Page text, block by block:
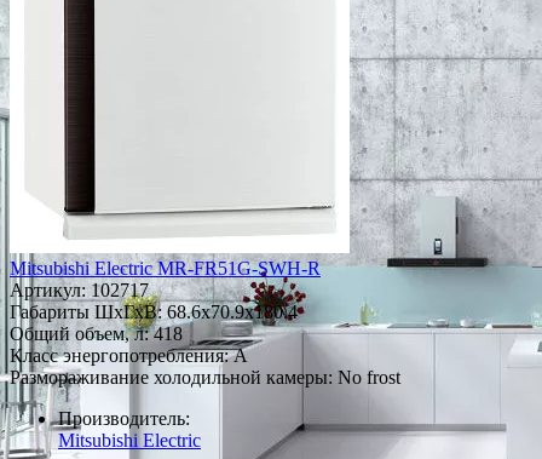
Mitsubishi Electric MR-FR51G-SWH-R
Артикул: 102717
Габариты ШxГxВ: 68.6x70.9x180.4
Общий объем, л: 418
Класс энергопотребления: A
Размораживание холодильной камеры: No frost
Производитель:
Mitsubishi Electric